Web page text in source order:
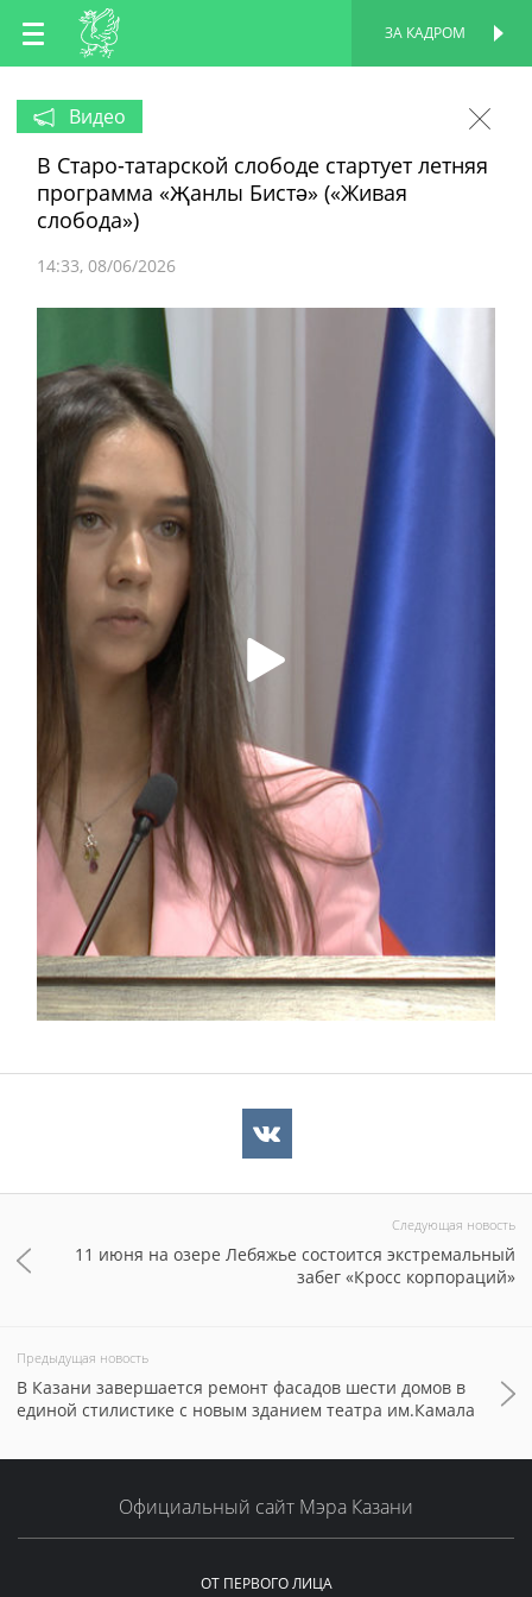
RU
EN
ЗА КАДРОМ
Видео
В Старо-татарской слободе стартует летняя
программа «Җанлы Бистә» («Живая
слобода»)
14:33 08/06/2026
Следующая новость
11 июня на озере Лебяжье состоится экстремальный
забег «Кросс корпораций»
Предыдущая новость
В Казани завершается ремонт фасадов шести домов в
единой стилистике с новым зданием театра им.Камала
Официальный сайт Мэра Казани
ОТ ПЕРВОГО ЛИЦА
ПЕРСОНАЛЬНАЯ